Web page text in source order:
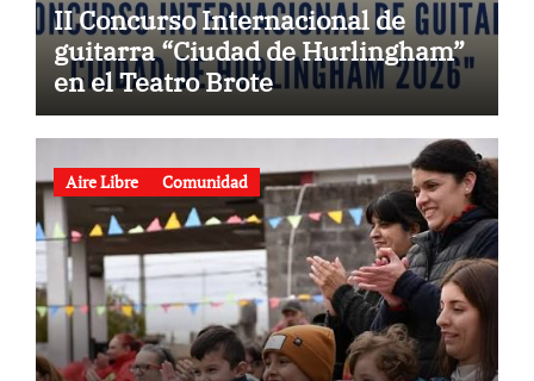
II Concurso Internacional de
guitarra “Ciudad de Hurlingham”
en el Teatro Brote
Aire Libre Comunidad